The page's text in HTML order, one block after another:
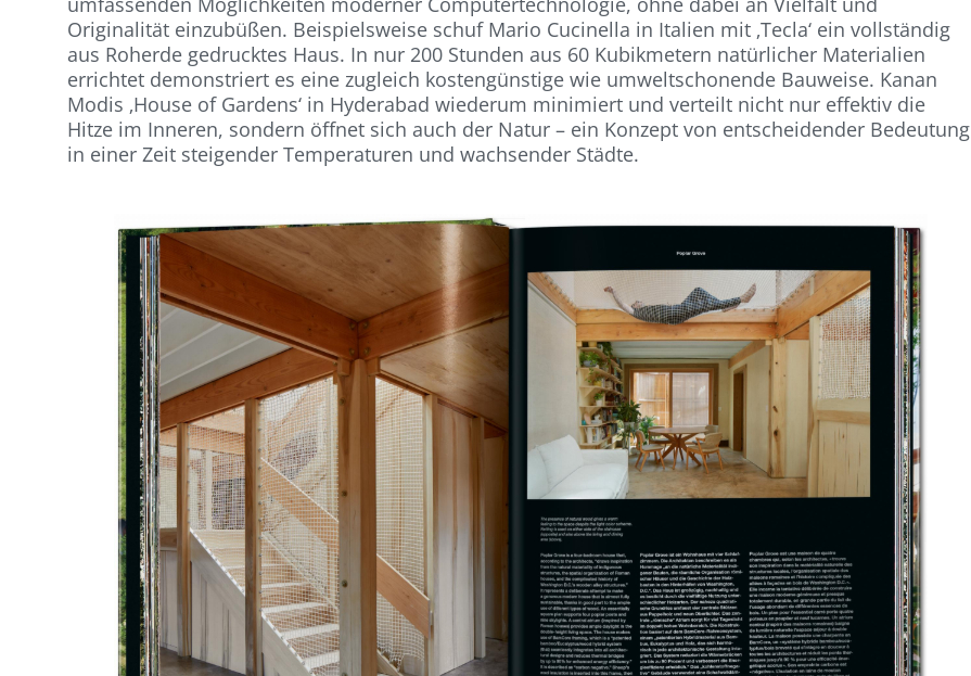
Originalität einzubüßen. Beispielsweise schuf Mario Cucinella in Italien mit ‚Tecla‘ ein vollständig
aus Roherde gedrucktes Haus. In nur 200 Stunden aus 60 Kubikmetern natürlicher Materialien
errichtet demonstriert es eine zugleich kostengünstige wie umweltschonende Bauweise. Kanan
Modis ‚House of Gardens‘ in Hyderabad wiederum minimiert und verteilt nicht nur effektiv die
Hitze im Inneren, sondern öffnet sich auch der Natur – ein Konzept von entscheidender Bedeutung
in einer Zeit steigender Temperaturen und wachsender Städte.